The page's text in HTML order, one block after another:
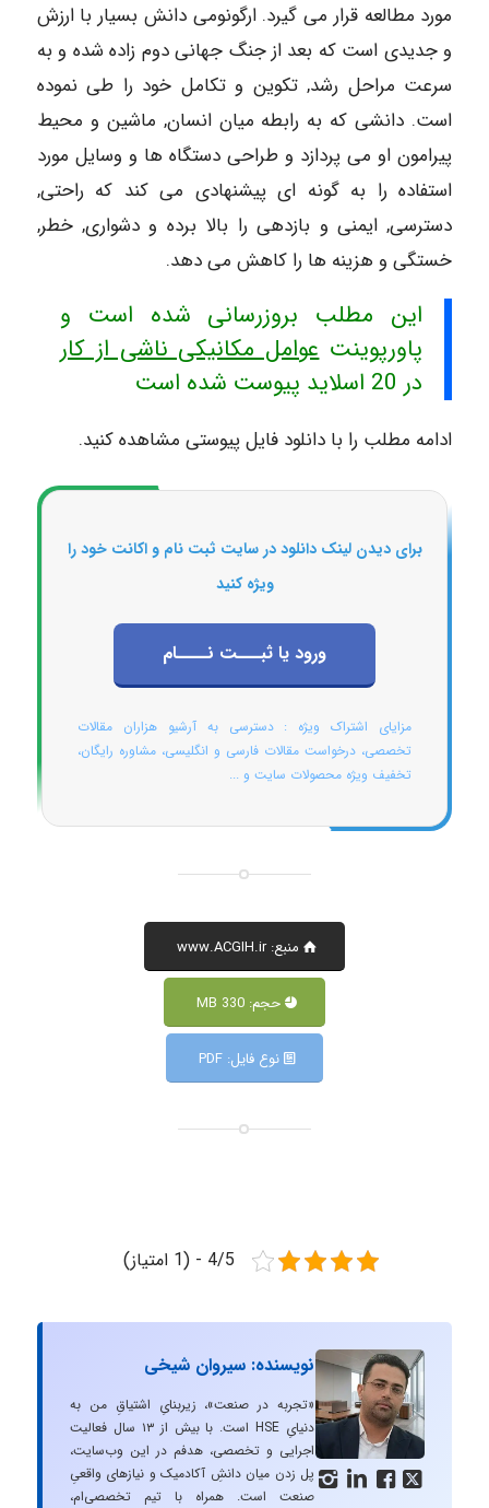
مورد مطالعه قرار می گیرد. ارگونومی دانش بسیار با ارزش
و جدیدی است که بعد از جنگ جهانی دوم زاده شده و به
سرعت مراحل رشد, تکوین و تکامل خود را طی نموده
است. دانشی که به رابطه میان انسان, ماشین و محیط
پیرامون او می پردازد و طراحی دستگاه ها و وسایل مورد
استفاده را به گونه ای پیشنهادی می کند که راحتی,
دسترسی, ایمنی و بازدهی را بالا برده و دشواری, خطر,
خستگی و هزینه ها را کاهش می دهد.
این مطلب بروزرسانی شده است و
پاورپوینتعوامل مکانیکی ناشی از کار
در 20 اسلاید پیوست شده است
ادامه مطلب را با دانلود فایل پیوستی مشاهده کنید.
برای دیدن لینک دانلود در سایت ثبت نام و اکانت خود را
ویژه کنید
ورود یا ثبـــت نــــام
مزایای اشتراک ویژه : دسترسی به آرشیو هزاران مقالات
تخصصی، درخواست مقالات فارسی و انگلیسی، مشاوره رایگان،
تخفیف ویژه محصولات سایت و ...
منبع: www.ACGIH.ir
حجم: 330 MB
نوع فایل: PDF
4/5 - (1 امتیاز)
   
نویسنده: سیروان شیخی
«تجربه در صنعت»، زیربنایِ اشتیاقِ من به
دنیایِ HSE است. با بیش از ۱۳ سال فعالیت
اجرایی و تخصصی، هدفم در این وب‌سایت،
پل زدن میان دانشِ آکادمیک و نیازهای واقعیِ
صنعت است. همراه با تیم تخصصی‌ام،